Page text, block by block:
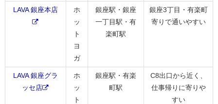
LAVA 銀座本店
ホ
ッ
ト
ヨ
ガ
銀座駅・銀座
一丁目駅・有
楽町駅
銀座3丁目・有楽町
寄りで通いやすい
LAVA 銀座グラ
ッセ店
ホ
ッ
ト
銀座駅・有楽
町駅
C8出口から近く、
仕事帰りに寄りや
すい